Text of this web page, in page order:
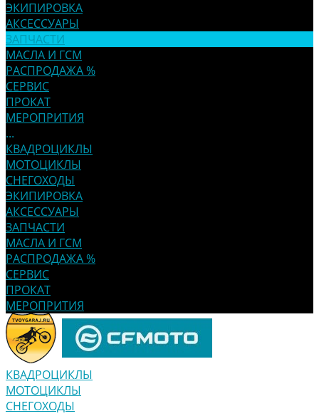
ЭКИПИРОВКА
АКСЕССУАРЫ
ЗАПЧАСТИ
МАСЛА И ГСМ
РАСПРОДАЖА %
СЕРВИС
ПРОКАТ
МЕРОПРИТИЯ
...
КВАДРОЦИКЛЫ
МОТОЦИКЛЫ
СНЕГОХОДЫ
ЭКИПИРОВКА
АКСЕССУАРЫ
ЗАПЧАСТИ
МАСЛА И ГСМ
РАСПРОДАЖА %
СЕРВИС
ПРОКАТ
МЕРОПРИТИЯ
КВАДРОЦИКЛЫ
МОТОЦИКЛЫ
СНЕГОХОДЫ